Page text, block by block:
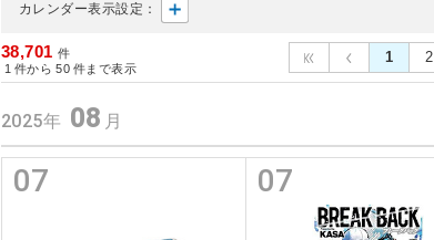
カレンダー表示設定：
38,701 件
1 件から 50 件まで表示
1 2
2025年 08 月
07 07